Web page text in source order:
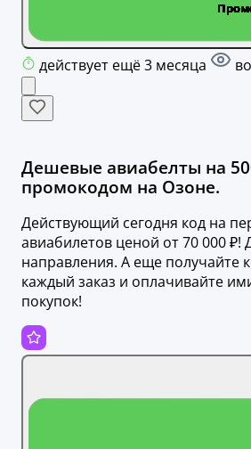
действует ещё 3 месяца
Дешевые авиабелты на
промокодом на Озоне.
Действующий сегодня код на
авиабилетов ценой от 70 000 ₽!
направления. А еще получайте
каждый заказ и оплачивайте
покупок!